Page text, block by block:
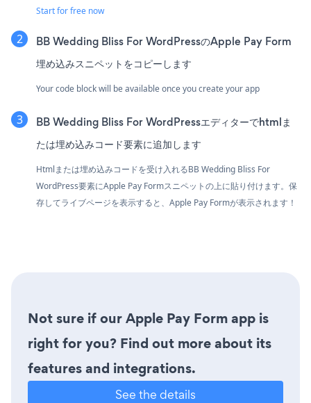
Start for free now
BB Wedding Bliss For WordPressのApple Pay Form
埋め込みスニペットをコピーします
Your code block will be available once you create your app
BB Wedding Bliss For WordPressエディターでhtmlま
たは埋め込みコード要素に追加します
Htmlまたは埋め込みコードを受け入れるBB Wedding Bliss For
WordPress要素にApple Pay Formスニペットの上に貼り付けます。保
存してライブページを表示すると、Apple Pay Formが表示されます！
Not sure if our Apple Pay Form app is
right for you? Find out more about its
features and integrations.
See the details